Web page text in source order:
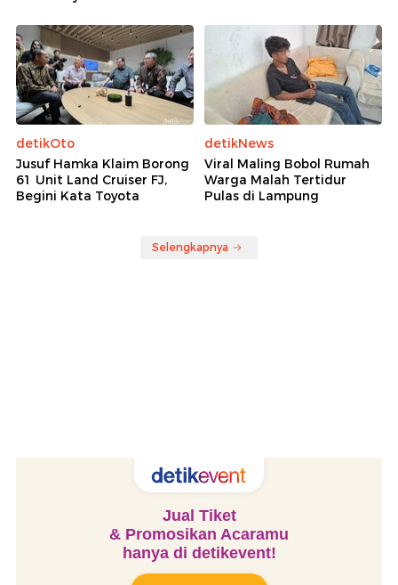
detikOto
Jusuf Hamka Klaim Borong
61 Unit Land Cruiser FJ,
Begini Kata Toyota
detikNews
Viral Maling Bobol Rumah
Warga Malah Tertidur
Pulas di Lampung
Selengkapnya